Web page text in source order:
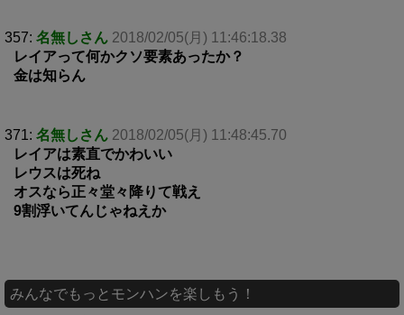
357: 名無しさん 2018/02/05(月) 11:46:18.38
レイアって何かクソ要素あったか？
金は知らん
371: 名無しさん 2018/02/05(月) 11:48:45.70
レイアは素直でかわいい
レウスは死ね
オスなら正々堂々降りて戦え
9割浮いてんじゃねえか
みんなでもっとモンハンを楽しもう！